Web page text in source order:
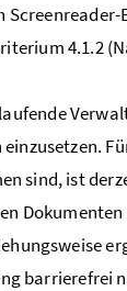
4.1.2
sind, ist
barrierefrei